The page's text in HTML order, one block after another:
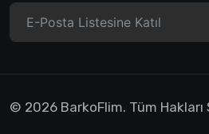
© 2026 BarkoFlim. Tüm Hakları